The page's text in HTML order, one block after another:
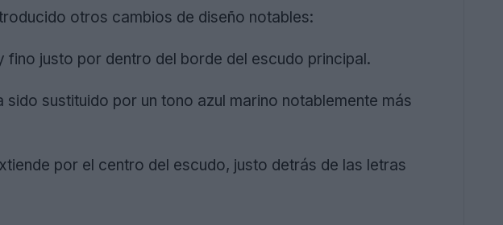
otros cambios de diseño notables:
fino justo por dentro del borde del escudo principal.
sido sustituido por un tono azul marino notablemente más
por el centro del escudo, justo detrás de las letras